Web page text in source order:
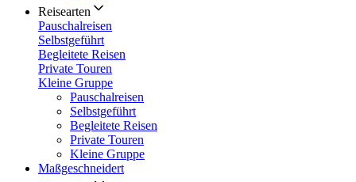
Reisearten
Pauschalreisen
Selbstgeführt
Begleitete Reisen
Private Touren
Kleine Gruppe
Pauschalreisen
Selbstgeführt
Begleitete Reisen
Private Touren
Kleine Gruppe
Maßgeschneidert